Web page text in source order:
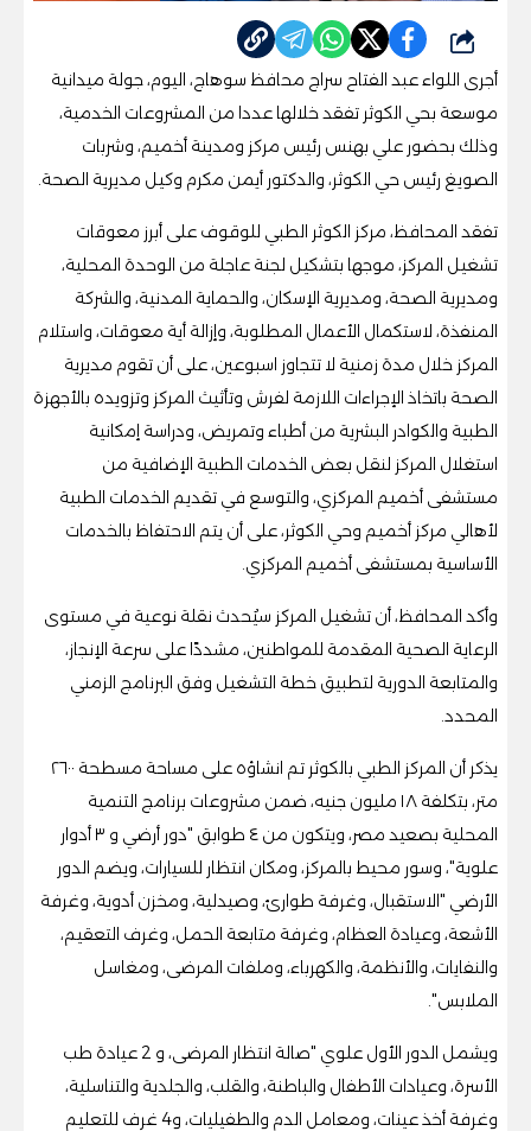
شارك
أجرى اللواء عبد الفتاح سراج محافظ سوهاج، اليوم، جولة ميدانية
موسعة بحي الكوثر تفقد خلالها عددا من المشروعات الخدمية،
وذلك بحضور علي بهنس رئيس مركز ومدينة أخميم، وشربات
الصويغ رئيس حي الكوثر، والدكتور أيمن مكرم وكيل مديرية الصحة.
تفقد المحافظ، مركز الكوثر الطبي للوقوف على أبرز معوقات
تشغيل المركز، موجها بتشكيل لجنة عاجلة من الوحدة المحلية،
ومديرية الصحة، ومديرية الإسكان، والحماية المدنية، والشركة
المنفذة، لاستكمال الأعمال المطلوبة، وإزالة أية معوقات، واستلام
المركز خلال مدة زمنية لا تتجاوز اسبوعين، على أن تقوم مديرية
الصحة باتخاذ الإجراءات اللازمة لفرش وتأثيث المركز وتزويده بالأجهزة
الطبية والكوادر البشرية من أطباء وتمريض، ودراسة إمكانية
استغلال المركز لنقل بعض الخدمات الطبية الإضافية من
مستشفى أخميم المركزي، والتوسع في تقديم الخدمات الطبية
لأهالي مركز أخميم وحي الكوثر، على أن يتم الاحتفاظ بالخدمات
الأساسية بمستشفى أخميم المركزي.
وأكد المحافظ، أن تشغيل المركز سيُحدث نقلة نوعية في مستوى
الرعاية الصحية المقدمة للمواطنين، مشددًا على سرعة الإنجاز،
والمتابعة الدورية لتطبيق خطة التشغيل وفق البرنامج الزمني
المحدد.
يذكر أن المركز الطبي بالكوثر تم انشاؤه على مساحة مسطحة ٢٦٠٠
متر، بتكلفة ١٨ مليون جنيه، ضمن مشروعات برنامج التنمية
المحلية بصعيد مصر، ويتكون من ٤ طوابق "دور أرضي و ٣ أدوار
علوية"، وسور محيط بالمركز، ومكان انتظار للسيارات، ويضم الدور
الأرضي "الاستقبال، وغرفة طوارئ، وصيدلية، ومخزن أدوية، وغرفة
الأشعة، وعيادة العظام، وغرفة متابعة الحمل، وغرف التعقيم،
والنفايات، والأنظمة، والكهرباء، وملفات المرضى، ومغاسل
الملابس".
ويشمل الدور الأول علوي "صالة انتظار المرضى، و 2 عيادة طب
الأسرة، وعيادات الأطفال والباطنة، والقلب، والجلدية والتناسلية،
وغرفة أخذ عينات، ومعامل الدم والطفيليات، و4 غرف للتعليم